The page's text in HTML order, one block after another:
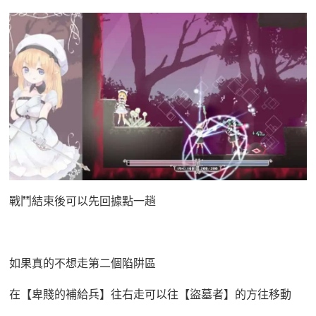
戰鬥結束後可以先回據點一趟
如果真的不想走第二個陷阱區
在【卑賤的補給兵】往右走可以往【盜墓者】的方往移動